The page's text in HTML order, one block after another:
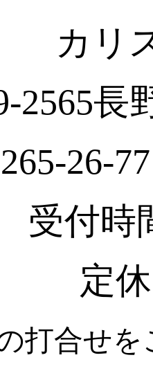
カリ
2565長
26-
受付時
定
打合せを